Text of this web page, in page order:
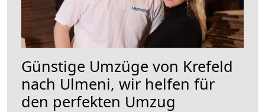
Günstige Umzüge von Krefeld
nach Ulmeni, wir helfen für
den perfekten Umzug